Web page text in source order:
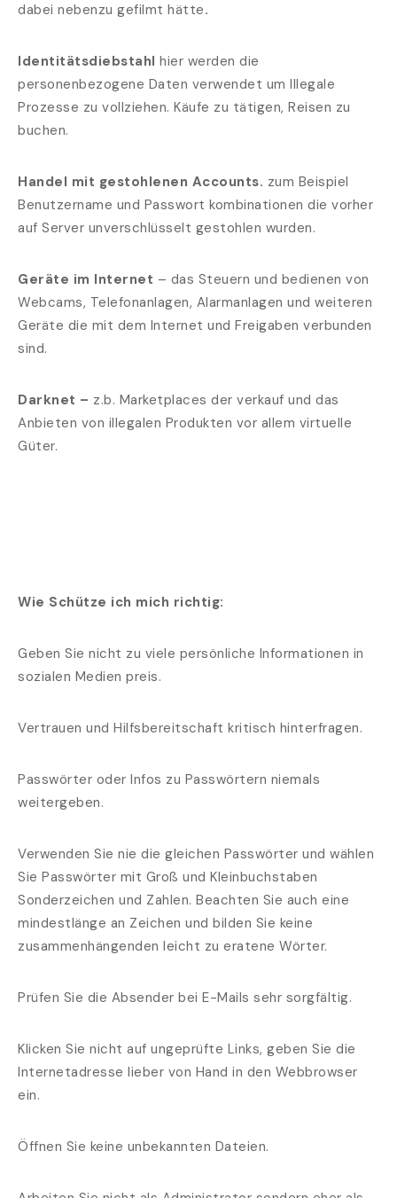
dabei nebenzu gefilmt hätte.
Identitätsdiebstahl hier werden die
personenbezogene Daten verwendet um Illegale
Prozesse zu vollziehen. Käufe zu tätigen, Reisen zu
buchen.
Handel mit gestohlenen Accounts. zum Beispiel
Benutzername und Passwort kombinationen die vorher
auf Server unverschlüsselt gestohlen wurden.
Geräte im Internet – das Steuern und bedienen von
Webcams, Telefonanlagen, Alarmanlagen und weiteren
Geräte die mit dem Internet und Freigaben verbunden
sind.
Darknet – z.b. Marketplaces der verkauf und das
Anbieten von illegalen Produkten vor allem virtuelle
Güter.
Wie Schütze ich mich richtig:
Geben Sie nicht zu viele persönliche Informationen in
sozialen Medien preis.
Vertrauen und Hilfsbereitschaft kritisch hinterfragen.
Passwörter oder Infos zu Passwörtern niemals
weitergeben.
Verwenden Sie nie die gleichen Passwörter und wählen
Sie Passwörter mit Groß und Kleinbuchstaben
Sonderzeichen und Zahlen. Beachten Sie auch eine
mindestlänge an Zeichen und bilden Sie keine
zusammenhängenden leicht zu eratene Wörter.
Prüfen Sie die Absender bei E-Mails sehr sorgfältig.
Klicken Sie nicht auf ungeprüfte Links, geben Sie die
Internetadresse lieber von Hand in den Webbrowser
ein.
Öffnen Sie keine unbekannten Dateien.